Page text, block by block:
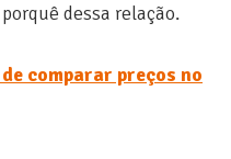
dessa relação.
comparar preços no